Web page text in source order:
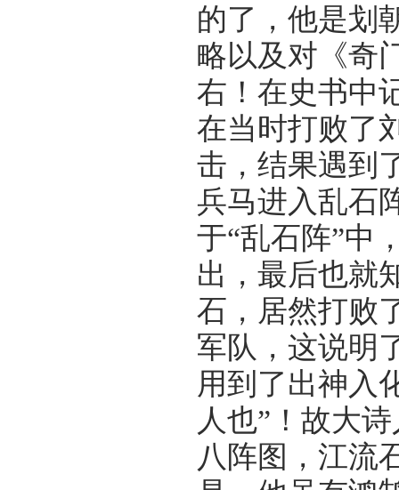
的了，他是划
略以及对《奇
右！在史书中
在当时打败了
击，结果遇到
兵马进入乱石
于“乱石阵”中
出，最后也就
石，居然打败
军队，这说明
用到了出神入
人也”！故大
八阵图，江流